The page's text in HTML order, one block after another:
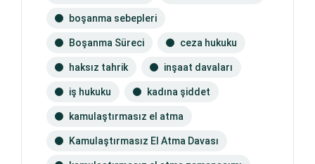
boşanma sebepleri
Boşanma Süreci ceza hukuku
haksız tahrik inşaat davaları
iş hukuku kadına şiddet
kamulaştırmasız el atma
Kamulaştırmasız El Atma Davası